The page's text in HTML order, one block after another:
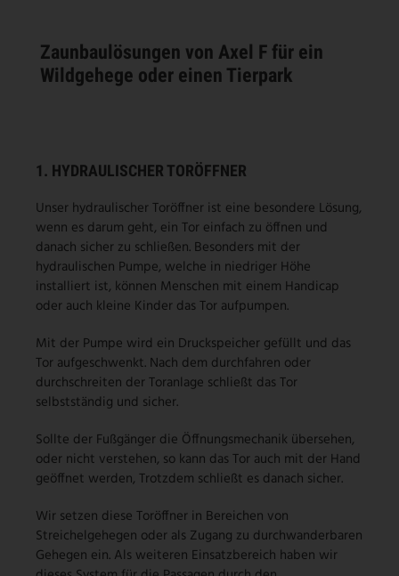
Zaunbaulösungen von Axel F für ein
Wildgehege oder einen Tierpark
1. HYDRAULISCHER TORÖFFNER
Unser hydraulischer Toröffner ist eine besondere Lösung,
wenn es darum geht, ein Tor einfach zu öffnen und
danach sicher zu schließen. Besonders mit der
hydraulischen Pumpe, welche in niedriger Höhe
installiert ist, können Menschen mit einem Handicap
oder auch kleine Kinder das Tor aufpumpen.
Mit der Pumpe wird ein Druckspeicher gefüllt und das
Tor aufgeschwenkt. Nach dem durchfahren oder
durchschreiten der Toranlage schließt das Tor
selbstständig und sicher.
Sollte der Fußgänger die Öffnungsmechanik übersehen,
oder nicht verstehen, so kann das Tor auch mit der Hand
geöffnet werden, Trotzdem schließt es danach sicher.
Wir setzen diese Toröffner in Bereichen von
Streichelgehegen oder als Zugang zu durchwanderbaren
Gehegen ein. Als weiteren Einsatzbereich haben wir